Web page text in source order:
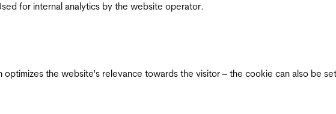
for internal analytics by the website operator.
the website's relevance towards the visitor – the cookie can also be